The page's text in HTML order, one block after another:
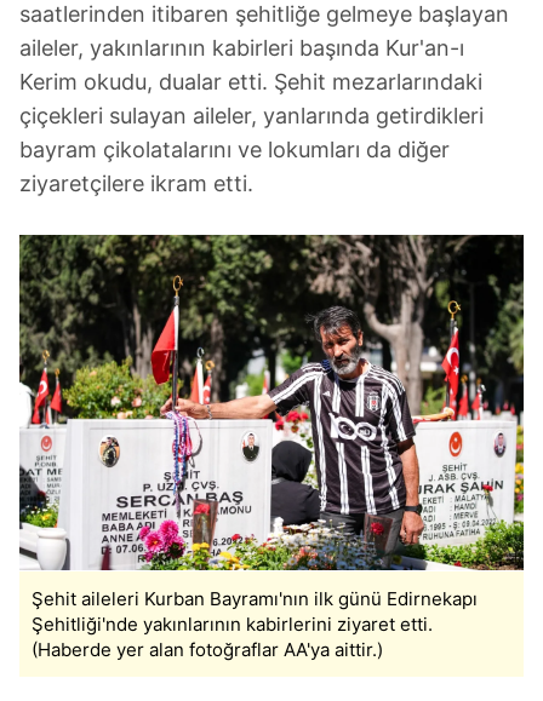
saatlerinden itibaren şehitliğe gelmeye başlayan
aileler, yakınlarının kabirleri başında Kur'an-ı
Kerim okudu, dualar etti. Şehit mezarlarındaki
çiçekleri sulayan aileler, yanlarında getirdikleri
bayram çikolatalarını ve lokumları da diğer
ziyaretçilere ikram etti.
Şehit aileleri Kurban Bayramı'nın ilk günü Edirnekapı
Şehitliği'nde yakınlarının kabirlerini ziyaret etti.
(Haberde yer alan fotoğraflar AA'ya aittir.)